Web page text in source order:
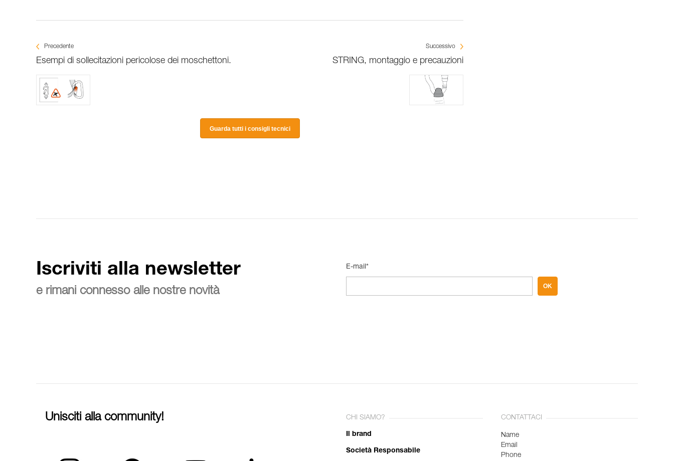
Precedente
Esempi di sollecitazioni pericolose dei moschettoni.
Successivo
STRING, montaggio e precauzioni
Guarda tutti i consigli tecnici
Iscriviti alla newsletter
e rimani connesso alle nostre novità
E-mail*
OK
Unisciti alla community! CHI SIAMO?
Il brand
Società Responsabile
CONTATTACI
Name
Email
Phone